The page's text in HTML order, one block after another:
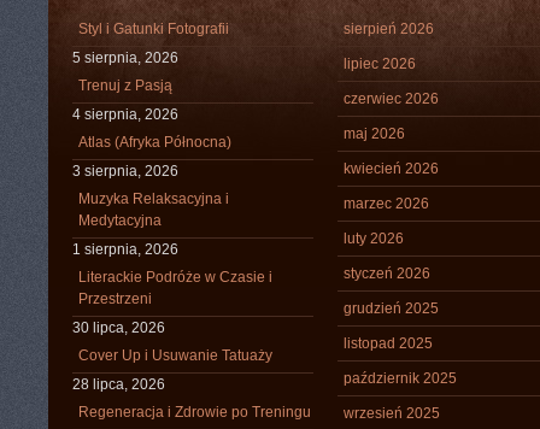
Styl i Gatunki Fotografii
5 sierpnia, 2026
Trenuj z Pasją
4 sierpnia, 2026
Atlas (Afryka Północna)
3 sierpnia, 2026
Muzyka Relaksacyjna i
Medytacyjna
1 sierpnia, 2026
Literackie Podróże w Czasie i
Przestrzeni
30 lipca, 2026
Cover Up i Usuwanie Tatuaży
28 lipca, 2026
Regeneracja i Zdrowie po Treningu
sierpień 2026
lipiec 2026
czerwiec 2026
maj 2026
kwiecień 2026
marzec 2026
luty 2026
styczeń 2026
grudzień 2025
listopad 2025
październik 2025
wrzesień 2025